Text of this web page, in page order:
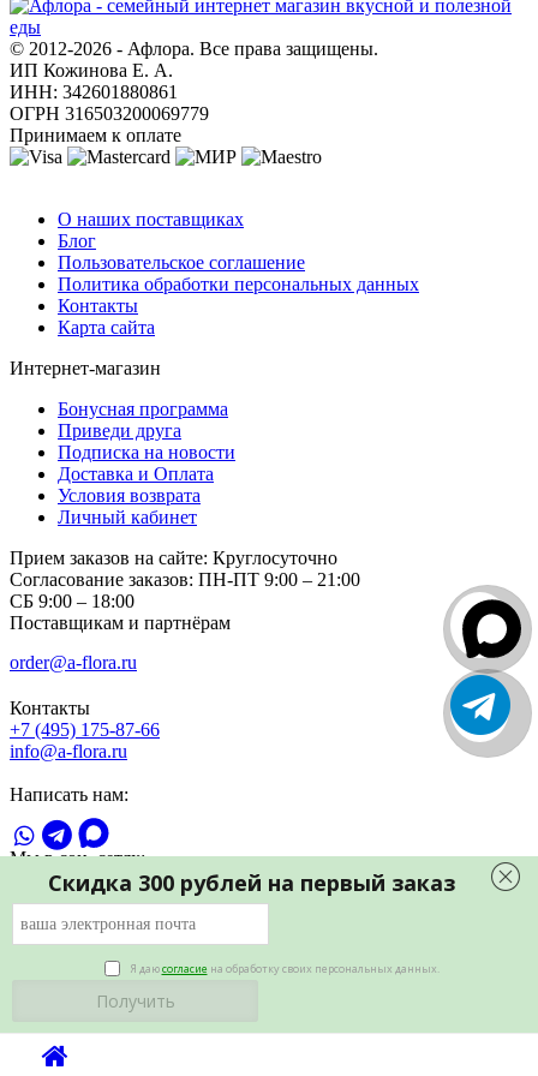
Скидка 300 рублей на первый заказ
Я даюсогласие на обработку своих персональных данных.
© 2012-2026 - Афлора. Все права защищены.
ИП Кожинова Е. А.
ИНН: 342601880861
ОГРН 316503200069779
Принимаем к оплате
О наших поставщиках
Блог
Пользовательское соглашение
Политика обработки персональных данных
Контакты
Карта сайта
Интернет-магазин
Бонусная программа
Приведи друга
Подписка на новости
Доставка и Оплата
Условия возврата
Личный кабинет
Прием заказов на сайте: Круглосуточно
Согласование заказов: ПН-ПТ 9:00 – 21:00
СБ 9:00 – 18:00
Поставщикам и партнёрам
order@a-flora.ru
Контакты
+7 (495) 175-87-66
info@a-flora.ru
Написать нам:
Мы в соц. сетях: